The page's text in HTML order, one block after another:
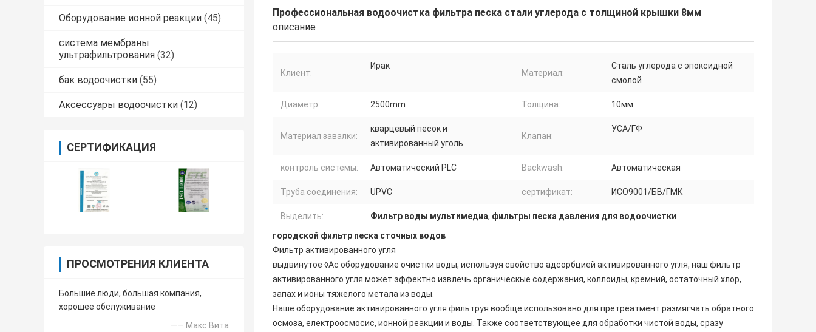
Оборудование ионной реакции (45)
система мембраны
ультрафильтрования (32)
бак водоочистки (55)
Аксессуары водоочистки (12)
СЕРТИФИКАЦИЯ
ПРОСМОТРЕНИЯ КЛИЕНТА
Большие люди, большая компания,
хорошее обслуживание
—— Макс Вита
Профессиональная водоочистка фильтра песка стали углерода с толщиной крышки 8мм
описание
Клиент:
Ирак
Материал:
Сталь углерода с эпоксидной
смолой
Диаметр: 2500mm Толщина: 10мм
Материал завалки:
кварцевый песок и
активированный уголь
Клапан:
УСА/ГФ
контроль системы: Автоматический PLC Backwash: Автоматическая
Труба соединения: UPVC сертификат: ИСО9001/БВ/ГМК
Выделить: Фильтр воды мультимедиа, фильтры песка давления для водоочистки
городской фильтр песка сточных водов
Фильтр активированного угля
выдвинутое ◊Ас оборудование очистки воды, используя свойство адсорбцией активированного угля, наш фильтр
активированного угля может эффектно извлечь органическые содержания, коллоиды, кремний, остаточный хлор,
запах и ионы тяжелого метала из воды.
Наше оборудование активированного угля фильтруя вообще использовано для претреатмент размягчать обратного
осмоза, електроосмосис, ионной реакции и воды. Также соответствующее для обработки чистой воды, сразу